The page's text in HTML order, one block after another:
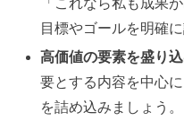
「これなら私も成果
目標やゴールを明確に
高価値の要素を盛り
要とする内容を中心
を詰め込みましょう。